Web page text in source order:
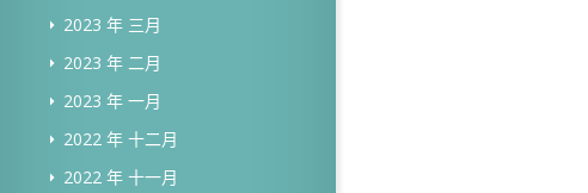
2023 年 三月
2023 年 二月
2023 年 一月
2022 年 十二月
2022 年 十一月